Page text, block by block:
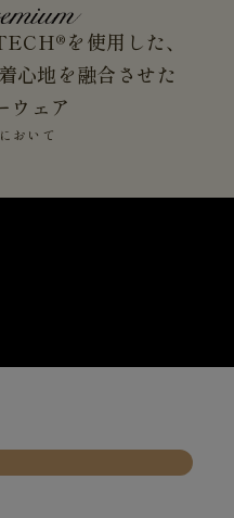
を使用した、
心地を融合させた
ウェア
おいて